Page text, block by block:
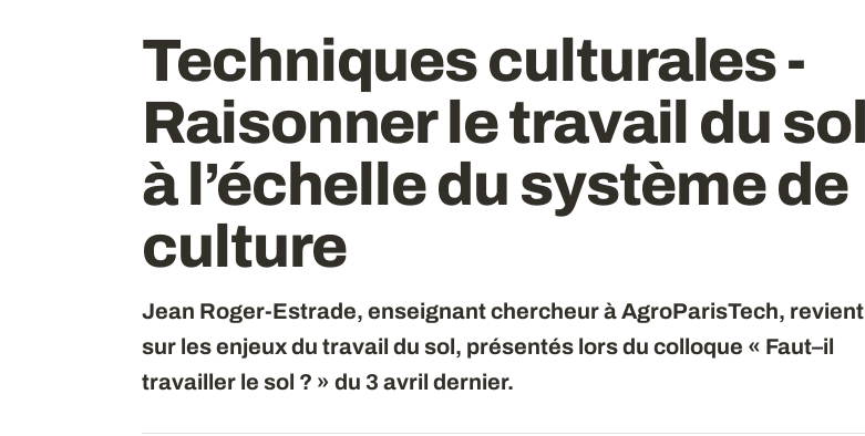
Techniques culturales -
Raisonner le travail du sol
à l’échelle du système de
culture
Jean Roger-Estrade, enseignant chercheur à AgroParisTech, revient
sur les enjeux du travail du sol, présentés lors du colloque « Faut–il
travailler le sol ? » du 3 avril dernier.